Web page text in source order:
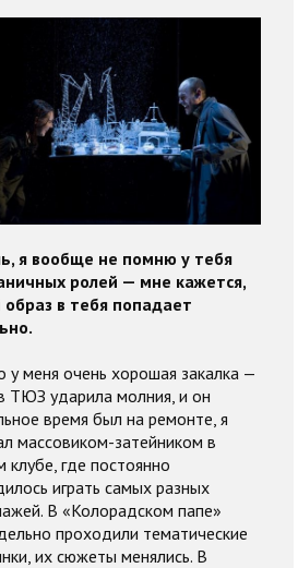
я вообще не помню у тебя
ролей — мне кажется,
в тебя попадает
у меня очень хорошая закалка —
ТЮЗ ударила молния, и он
время был на ремонте, я
массовиком-затейником в
клубе, где постоянно
играть самых разных
В «Колорадском папе»
проходили тематические
их сюжеты менялись. В